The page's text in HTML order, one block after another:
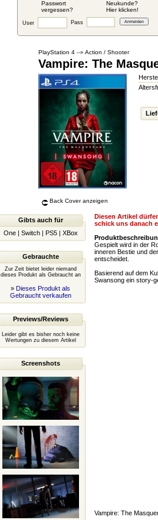
Passwort
vergessen?
Neukunde?
Hier klicken!
User Pass
PlayStation 4--» Action / Shooter
Vampire: The
Back Cover anzeigen
Gibts auch für
One| Switch| PS5| XBox
Gebrauchte
Zur Zeit bietet leider niemand
dieses Produkt als Gebraucht an
» Dieses Produkt als
Gebraucht verkaufen
Previews/Reviews
Leider gibt es bisher noch keine
Wertungen zu diesem Artikel
Screenshots
Diesen Artikel
schick uns danach
Gespielt wird in der
inneren Bestie und
entscheidet.
Basierend auf dem
Swansong ein story-
Vampire: The